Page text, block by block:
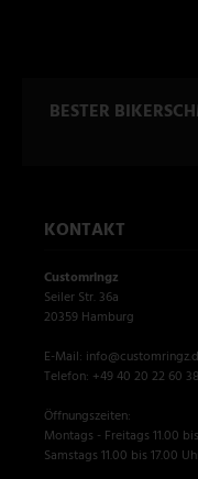
BESTER
KONTAKT
Customringz
Seiler Str. 36a
20359 Hamburg
E-Mail:
Telefon: +49 40 20 22 60 38
Öffnungszeiten:
Montags - Freitags 11.00
Samstags 11.00 bis 17.00